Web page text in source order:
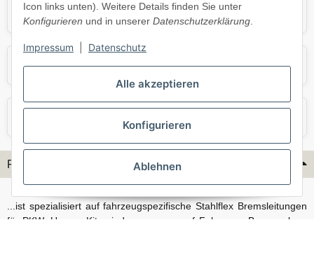
Alle akzeptieren
Konfigurieren
Ablehnen
Icon links unten). Weitere Details finden Sie unter
Konfigurieren und in unserer Datenschutzerklärung.
Impressum Datenschutz
Opel Porsche
Skoda Smart
Flex-Hydraulik...
...ist spezialisiert auf fahrzeugspezifische Stahlflex Bremsleitungen
für PKW. Unsere Kits sind passgenau auf Fahrzeug, Bremsanlage